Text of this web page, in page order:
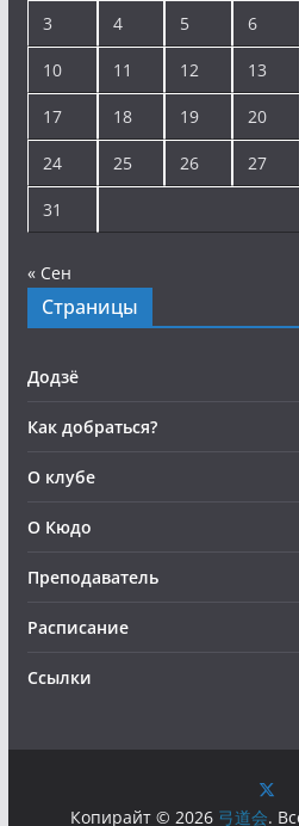
3 4 5 6
10 11 12 13
17 18 19 20
24 25 26 27
31
« Сен
Страницы
Додзё
Как добраться?
О клубе
О Кюдо
Преподаватель
Расписание
Ссылки
Копирайт © 2026 弓道会.